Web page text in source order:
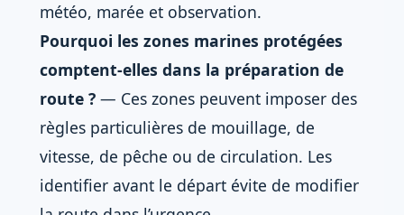
météo, marée et observation.
Pourquoi les zones marines protégées
comptent-elles dans la préparation de
route ? — Ces zones peuvent imposer des
règles particulières de mouillage, de
vitesse, de pêche ou de circulation. Les
identifier avant le départ évite de modifier